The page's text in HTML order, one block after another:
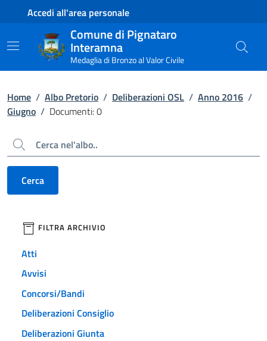
Contenuto principale
Piede di paginaAccedi all'area personale
Comune di Pignataro
Interamna
Medaglia di Bronzo al Valor Civile
Home / Albo Pretorio / Deliberazioni OSL / Anno 2016 /
Giugno / Documenti: 0
Cerca
Cerca
filtri da applicare
FILTRA ARCHIVIO
Atti
Avvisi
Concorsi/Bandi
Deliberazioni Consiglio
Deliberazioni Giunta